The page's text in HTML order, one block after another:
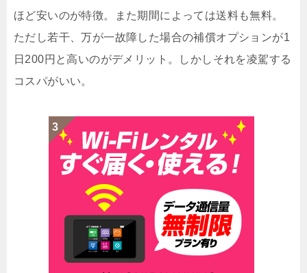
ほど安いのが特徴。また期間によっては送料も無料。
ただし若干、万が一故障した場合の補償オプションが1
日200円と高いのがデメリット。しかしそれを凌駕する
コスパがいい。